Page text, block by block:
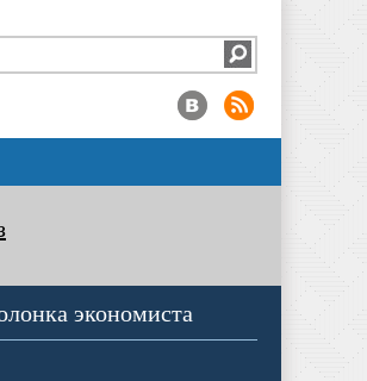
экономиста